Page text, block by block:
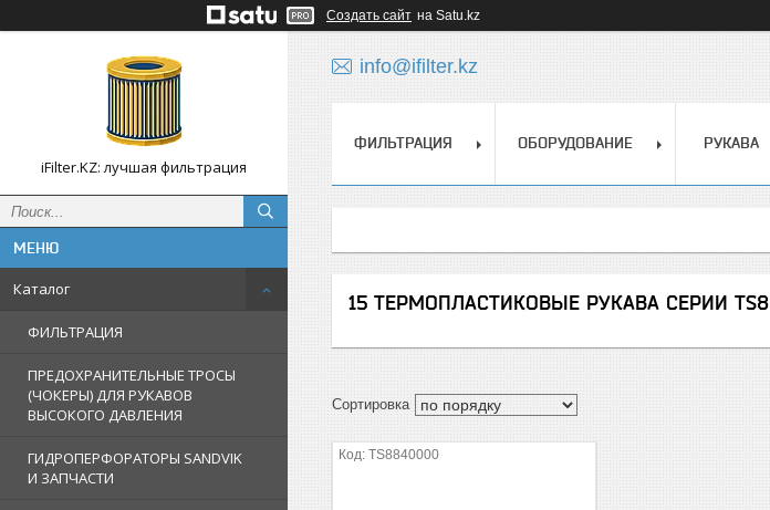
Создать сайт на Satu.kz
iFilter.KZ: лучшая фильтрация
Каталог
ФИЛЬТРАЦИЯ
ПРЕДОХРАНИТЕЛЬНЫЕ ТРОСЫ
(ЧОКЕРЫ) ДЛЯ РУКАВОВ
ВЫСОКОГО ДАВЛЕНИЯ
ГИДРОПЕРФОРАТОРЫ SANDVIK
И ЗАПЧАСТИ
info@ifilter.kz
ФИЛЬТРАЦИЯ ОБОРУДОВАНИЕ РУКАВА
15 ТЕРМОПЛАСТИКОВЫЕ РУКАВА СЕРИИ TS8
TS8840000